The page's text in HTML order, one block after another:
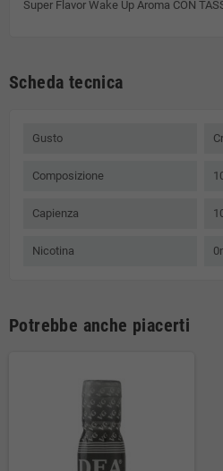
Super Flavor Wake Up Aroma CON
Scheda tecnica
Gusto
Composizione
Capienza
Nicotina
Potrebbe anche piacerti